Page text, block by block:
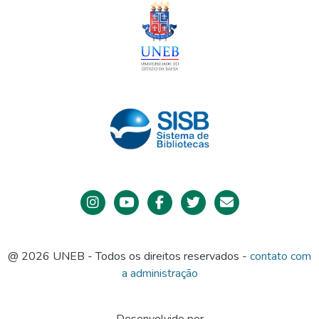
nos fundamentos da análise do conteúdo e nas estratégias
indicadas pela pesquisa qualitativa das ciências sociais.
Assim sendo, concluímos que se configura, como algo
possível de compreender, a presença do lúdico nos
refletir e agir que busca respeitar a voz do outro nesta
ambiência formativa. Contudo, precisamos, ao mesmo tempo,
repensar o seu fazer, numa perspectiva mais abrangente,
efeitos das manifestações da ludicidade.
@ 2026 UNEB - Todos os direitos reservados - contato com
a administração